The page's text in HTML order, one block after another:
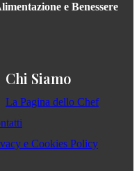
e Benessere
Chi Siamo
La Pagina dello Chef
e Cookies Policy